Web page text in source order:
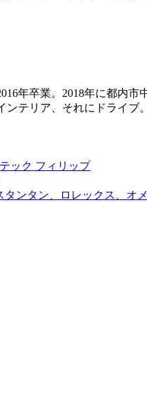
年卒業。2018年に都内
テリア、それにドライブ。
ック フィリップ
タンタン、ロレックス、オ